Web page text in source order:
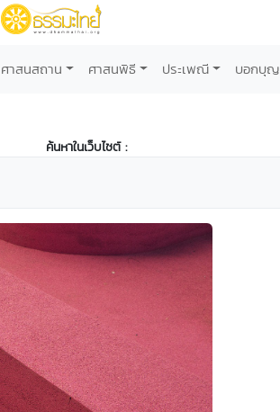
ศาสนสถาน ศาสนพิธี ประเพณี บอกบุญ
ค้นหาในเว็บไซต์ :